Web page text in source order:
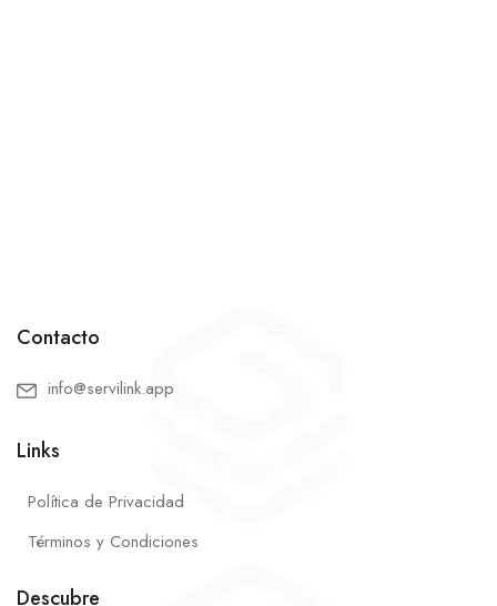
Contacto
info@servilink.app
Links
Política de Privacidad
Términos y Condiciones
Descubre